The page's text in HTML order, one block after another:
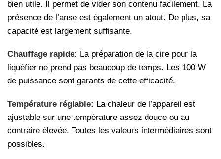
bien utile. Il permet de vider son contenu facilement. La
présence de l’anse est également un atout. De plus, sa
capacité est largement suffisante.
Chauffage rapide: La préparation de la cire pour la
liquéfier ne prend pas beaucoup de temps. Les 100 W
de puissance sont garants de cette efficacité.
Température réglable: La chaleur de l’appareil est
ajustable sur une température assez douce ou au
contraire élevée. Toutes les valeurs intermédiaires sont
possibles.